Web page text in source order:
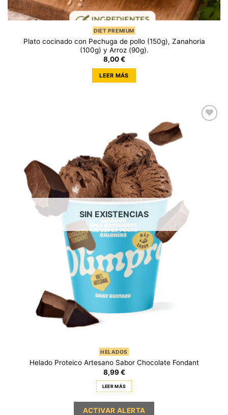
DIET PREMIUM
Plato cocinado con Pechuga de pollo (150g), Zanahoria
(100g) y Arroz (90g).
8,00€
LEER MÁS
SIN EXISTENCIAS
HELADOS
Helado Proteico Artesano Sabor Chocolate Fondant
8,99€
LEER MÁS